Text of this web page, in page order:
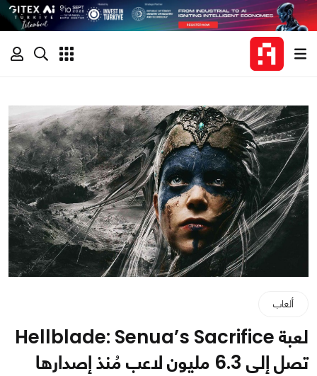
ألعاب
لعبة Hellblade: Senua’s Sacrifice
تصل إلى 6.3 مليون لاعب مُنذ إصدارها